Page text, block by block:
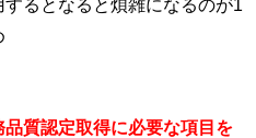
するとなると煩雑になるのが1
品質認定取得に必要な項目を